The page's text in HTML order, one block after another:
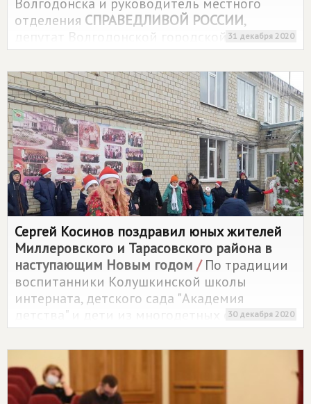
отделения СПРАВЕДЛИВОЙ РОССИИ,
депутат Волгодонской городской Думы
Сергей Асташкин провели акцию "Новый
год в дом каждого ветерана".
31 декабря 2020
Сергей Косинов поздравил юных жителей
Миллеровского и Тарасовского района в
наступающим Новым годом /По традиции
воспитанники Колушкинской школы
интерната, детского сада "Академия
детства" и дети из многодетных семей
Криворожского поселения получили
подарки от руководителя фракции
"СПРАВЕДЛИВАЯ РОССИЯ" в
Законодательном Собрании области.
30 декабря 2020